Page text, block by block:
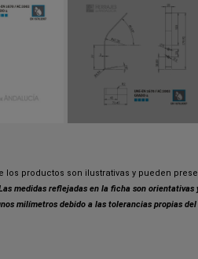
los productos son ilustrativas y pueden
medidas reflejadas en la ficha son orientativas
milímetros debido a las tolerancias propias